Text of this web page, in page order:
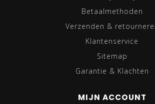
Betaalmethoden
Verzenden &
Klantenservice
Sitemap
Garantie & Klachten
MIJN ACCOUNT